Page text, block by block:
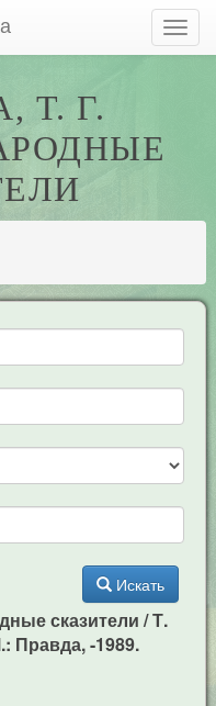
Т. Г.
Искать
сказители / Т.
Правда, -1989.